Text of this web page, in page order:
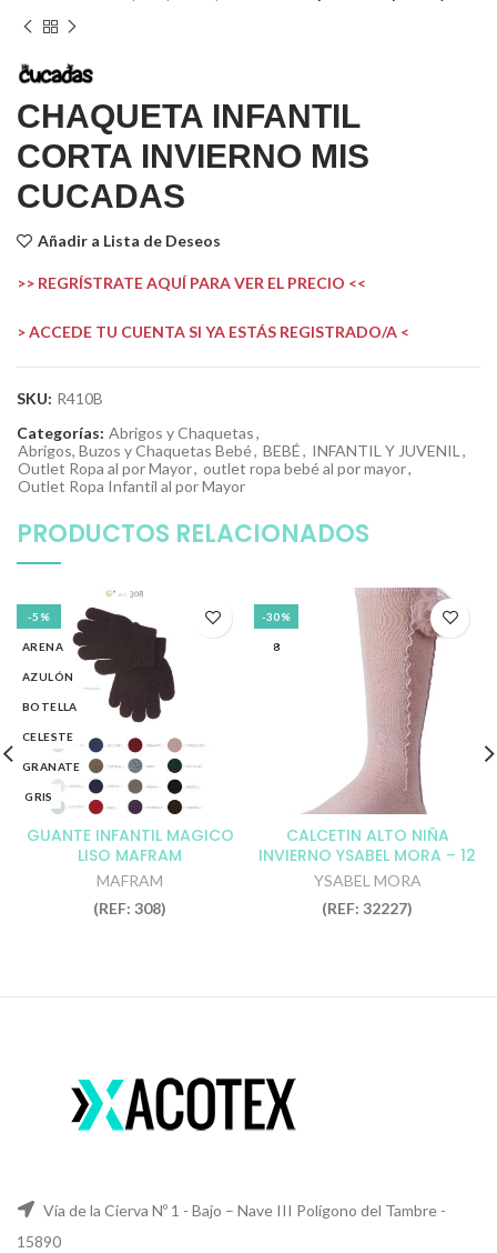
CHAQUETA INFANTIL
CORTA INVIERNO MIS
CUCADAS
Añadir a Lista de Deseos
>> REGRÍSTRATE AQUÍ PARA VER EL PRECIO <<
> ACCEDE TU CUENTA SI YA ESTÁS REGISTRADO/A <
SKU: R410B
Categorías: Abrigos y Chaquetas,
Abrigos, Buzos y Chaquetas Bebé, BEBÉ, INFANTIL Y JUVENIL ,
Outlet Ropa al por Mayor, outlet ropa bebé al por mayor,
Outlet Ropa Infantil al por Mayor
PRODUCTOS RELACIONADOS
-5%
ARENA
AZULÓN
BOTELLA
CELESTE
GRANATE
GRIS
GUANTE INFANTIL MAGICO
LISO MAFRAM
MAFRAM
(REF: 308)
-30%
8
CALCETIN ALTO NIÑA
INVIERNO YSABEL MORA – 12
unidades
YSABEL MORA
(REF: 32227)
Vía de la Cierva Nº 1 - Bajo – Nave III Polígono del Tambre -
15890